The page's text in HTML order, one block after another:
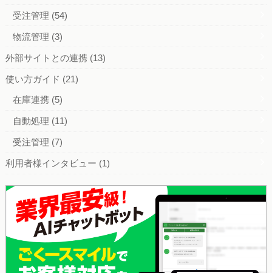
受注管理 (54)
物流管理 (3)
外部サイトとの連携 (13)
使い方ガイド (21)
在庫連携 (5)
自動処理 (11)
受注管理 (7)
利用者様インタビュー (1)